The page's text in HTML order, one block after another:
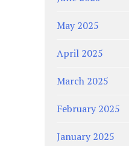
May 2025
April 2025
March 2025
February 2025
January 2025